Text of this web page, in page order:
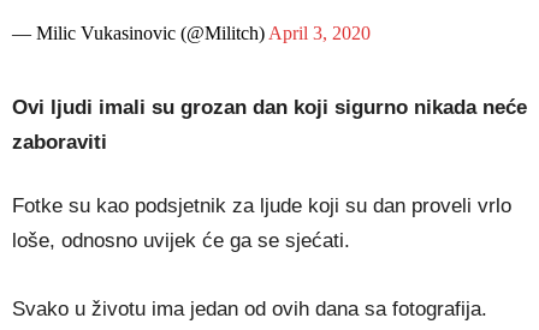
— Milic Vukasinovic (@Militch) April 3, 2020
Ovi ljudi imali su grozan dan koji sigurno nikada neće
zaboraviti
Fotke su kao podsjetnik za ljude koji su dan proveli vrlo
loše, odnosno uvijek će ga se sjećati.
Svako u životu ima jedan od ovih dana sa fotografija.